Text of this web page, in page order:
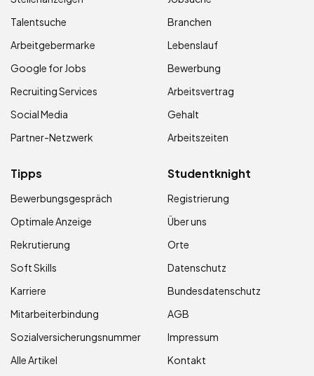
Talentsuche
Arbeitgebermarke
Google for Jobs
Recruiting Services
Social Media
Partner-Netzwerk
Branchen
Lebenslauf
Bewerbung
Arbeitsvertrag
Gehalt
Arbeitszeiten
Tipps
Bewerbungsgespräch
Optimale Anzeige
Rekrutierung
Soft Skills
Karriere
Mitarbeiterbindung
Sozialversicherungsnummer
Alle Artikel
Studentknight
Registrierung
Über uns
Orte
Datenschutz
Bundesdatenschutz
AGB
Impressum
Kontakt